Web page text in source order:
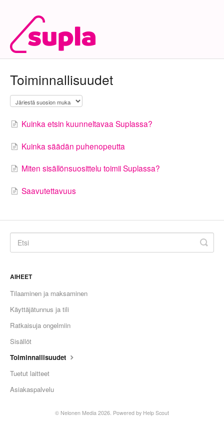
Toiminnallisuudet
Kuinka etsin kuunneltavaa Suplassa?
Kuinka säädän puhenopeutta
Miten sisällönsuosittelu toimii Suplassa?
Saavutettavuus
AIHEET
Tilaaminen ja maksaminen
Käyttäjätunnus ja tili
Ratkaisuja ongelmiin
Sisällöt
Toiminnallisuudet
Tuetut laitteet
Asiakaspalvelu
© Nelonen Media 2026. Powered by Help Scout